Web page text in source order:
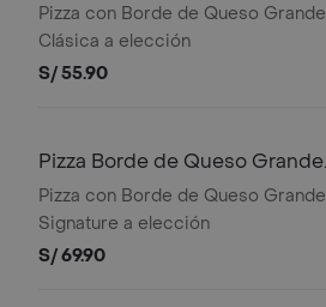
Clásica
Pizza con Borde de Queso Grande
Clásica a elección
S/ 55.90
Pizza Borde de Queso Grande
Signature
Pizza con Borde de Queso Grande
Signature a elección
S/ 69.90